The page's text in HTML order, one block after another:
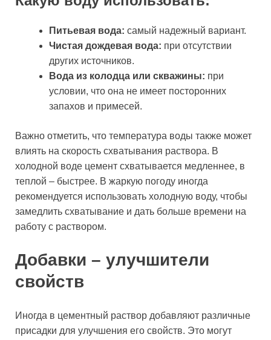
Питьевая вода: самый надежный вариант.
Чистая дождевая вода: при отсутствии
других источников.
Вода из колодца или скважины: при
условии, что она не имеет посторонних
запахов и примесей.
Важно отметить, что температура воды также может
влиять на скорость схватывания раствора. В
холодной воде цемент схватывается медленнее, в
теплой – быстрее. В жаркую погоду иногда
рекомендуется использовать холодную воду, чтобы
замедлить схватывание и дать больше времени на
работу с раствором.
Добавки – улучшители
свойств
Иногда в цементный раствор добавляют различные
присадки для улучшения его свойств. Это могут